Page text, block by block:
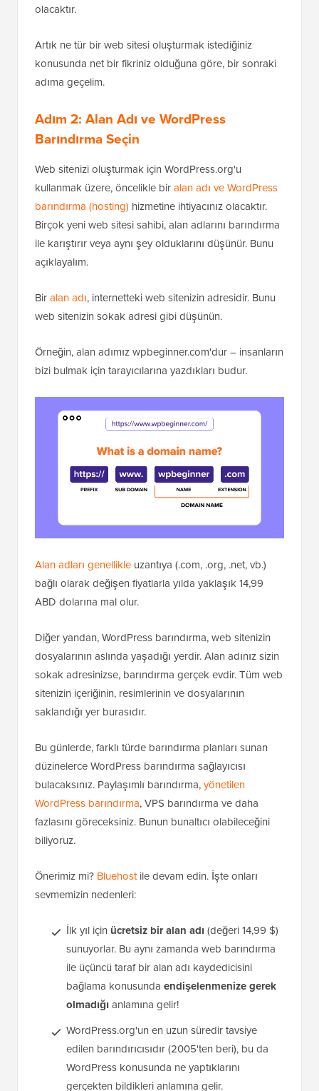
olacaktır.
Artık ne tür bir web sitesi oluşturmak istediğiniz
konusunda net bir fikriniz olduğuna göre, bir sonraki
adıma geçelim.
Adım 2: Alan Adı ve WordPress
Barındırma Seçin
Web sitenizi oluşturmak için WordPress.org'u
kullanmak üzere, öncelikle biralan adı ve WordPress
barındırma (hosting) hizmetine ihtiyacınız olacaktır.
Birçok yeni web sitesi sahibi, alan adlarını barındırma
ile karıştırır veya aynı şey olduklarını düşünür. Bunu
açıklayalım.
Biralan adı, internetteki web sitenizin adresidir. Bunu
web sitenizin sokak adresi gibi düşünün.
Örneğin, alan adımız wpbeginner.com'dur – insanların
bizi bulmak için tarayıcılarına yazdıkları budur.
Alan adları genellikle uzantıya (.com, .org, .net, vb.)
bağlı olarak değişen fiyatlarla yılda yaklaşık 14,99
ABD dolarına mal olur.
Diğer yandan, WordPress barındırma, web sitenizin
dosyalarının aslında yaşadığı yerdir. Alan adınız sizin
sokak adresinizse, barındırma gerçek evdir. Tüm web
sitenizin içeriğinin, resimlerinin ve dosyalarının
saklandığı yer burasıdır.
Bu günlerde, farklı türde barındırma planları sunan
düzinelerce WordPress barındırma sağlayıcısı
bulacaksınız. Paylaşımlı barındırma,yönetilen
WordPress barındırma, VPS barındırma ve daha
fazlasını göreceksiniz. Bunun bunaltıcı olabileceğini
biliyoruz.
Önerimiz mi? Bluehostile devam edin. İşte onları
sevmemizin nedenleri:
İlk yıl için ücretsiz bir alan adı (değeri 14,99 $)
sunuyorlar. Bu aynı zamanda web barındırma
ile üçüncü taraf bir alan adı kaydedicisini
bağlama konusunda endişelenmenize gerek
olmadığı anlamına gelir!
WordPress.org'un en uzun süredir tavsiye
edilen barındırıcısıdır (2005'ten beri), bu da
WordPress konusunda ne yaptıklarını
gerçekten bildikleri anlamına gelir.